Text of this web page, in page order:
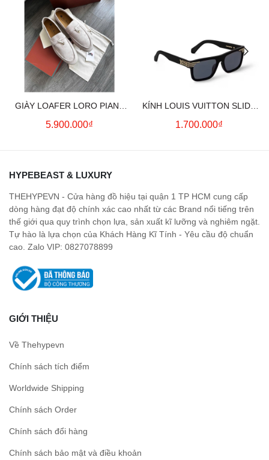
GIÀY LOAFER LORO PIANA
SUMMER CHARMS (CREAM)
5.900.000₫
KÍNH LOUIS VUITTON SLIDE
SQUARE SUNGLASSES
1.700.000₫
HYPEBEAST & LUXURY
THEHYPEVN - Cửa hàng đồ hiệu tại quận 1 TP HCM cung cấp
dòng hàng đạt độ chính xác cao nhất từ các Brand nổi tiếng trên
thế giới qua quy trình chọn lựa, sản xuất kĩ lưỡng và nghiêm ngặt.
Tự hào là lựa chọn của Khách Hàng Kĩ Tính - Yêu cầu độ chuẩn
cao. Zalo VIP: 0827078899
GIỚI THIỆU
Về Thehypevn
Chính sách tích điểm
Worldwide Shipping
Chính sách Order
Chính sách đổi hàng
Chính sách bảo mật và điều khoản